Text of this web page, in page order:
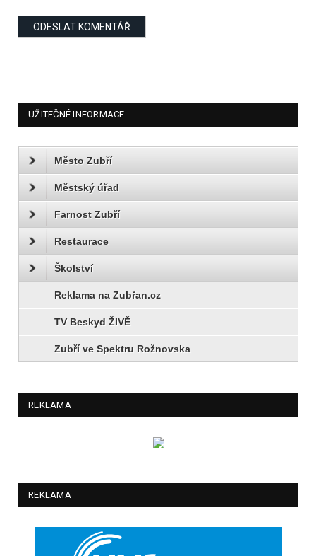
UŽITEČNÉ INFORMACE
Město Zubří
Městský úřad
Farnost Zubří
Restaurace
Školství
Reklama na Zubřan.cz
TV Beskyd ŽIVĚ
Zubří ve Spektru Rožnovska
REKLAMA
REKLAMA